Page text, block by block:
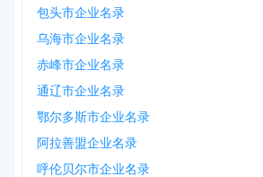
包头市企业名录
乌海市企业名录
赤峰市企业名录
通辽市企业名录
鄂尔多斯市企业名录
阿拉善盟企业名录
呼伦贝尔市企业名录